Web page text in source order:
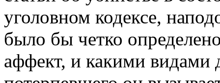
уголовном кодексе,
было бы четко
аффект, и какими видами